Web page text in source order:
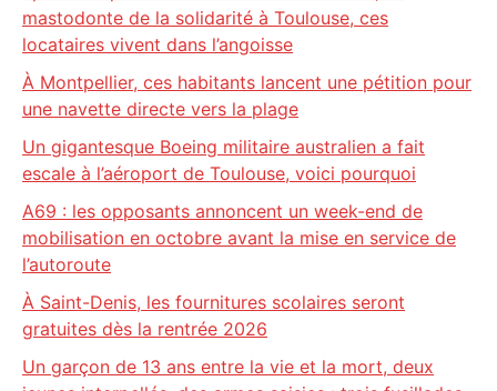
mastodonte de la solidarité à Toulouse, ces
locataires vivent dans l’angoisse
À Montpellier, ces habitants lancent une pétition pour
une navette directe vers la plage
Un gigantesque Boeing militaire australien a fait
escale à l’aéroport de Toulouse, voici pourquoi
A69 : les opposants annoncent un week-end de
mobilisation en octobre avant la mise en service de
l’autoroute
À Saint-Denis, les fournitures scolaires seront
gratuites dès la rentrée 2026
Un garçon de 13 ans entre la vie et la mort, deux